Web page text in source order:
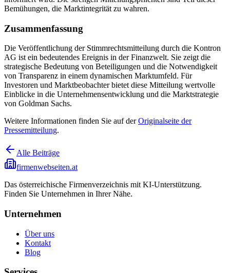
Bemühungen, die Marktintegrität zu wahren.
Zusammenfassung
Die Veröffentlichung der Stimmrechtsmitteilung durch die Kontron
AG ist ein bedeutendes Ereignis in der Finanzwelt. Sie zeigt die
strategische Bedeutung von Beteiligungen und die Notwendigkeit
von Transparenz in einem dynamischen Marktumfeld. Für
Investoren und Marktbeobachter bietet diese Mitteilung wertvolle
Einblicke in die Unternehmensentwicklung und die Marktstrategie
von Goldman Sachs.
Weitere Informationen finden Sie auf derOriginalseite der
Pressemitteilung.
Alle Beiträge
firmenwebseiten.at
Das österreichische Firmenverzeichnis mit KI-Unterstützung.
Finden Sie Unternehmen in Ihrer Nähe.
Unternehmen
Über uns
Kontakt
Blog